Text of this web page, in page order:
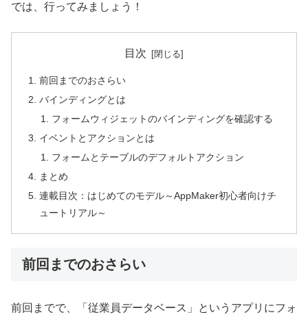
では、行ってみましょう！
目次
前回までのおさらい
バインディングとは
フォームウィジェットのバインディングを確認する
イベントとアクションとは
フォームとテーブルのデフォルトアクション
まとめ
連載目次：はじめてのモデル～AppMaker初心者向けチ
ュートリアル～
前回までのおさらい
前回までで、「従業員データベース」というアプリにフォ